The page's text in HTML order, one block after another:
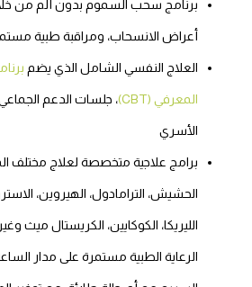
برنامج سحب السموم بدون ألم من
أعراض الانسحاب، ومراقبة طبية
العلاج النفسي الشامل الذي يضم
المعرفي (CBT) ، جلسات الدعم
الأسري
برامج علاجية متخصصة لعلاج مختلف
الحشيش، الترامادول، الهيروين،
الليريكا، الكوكايين، الكريستال ميث
الرعاية الطبية مستمرة على مدار